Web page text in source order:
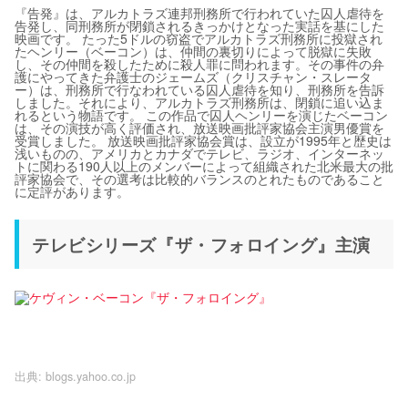
『告発』は、アルカトラズ連邦刑務所で行われていた囚人虐待を
告発し、同刑務所が閉鎖されるきっかけとなった実話を基にした
映画です。 たった5ドルの窃盗でアルカトラズ刑務所に投獄され
たヘンリー（ベーコン）は、仲間の裏切りによって脱獄に失敗
し、その仲間を殺したために殺人罪に問われます。その事件の弁
護にやってきた弁護士のジェームズ（クリスチャン・スレータ
ー）は、刑務所で行なわれている囚人虐待を知り、刑務所を告訴
しました。それにより、アルカトラズ刑務所は、閉鎖に追い込ま
れるという物語です。 この作品で囚人ヘンリーを演じたベーコン
は、その演技が高く評価され、放送映画批評家協会主演男優賞を
受賞しました。 放送映画批評家協会賞は、設立が1995年と歴史は
浅いものの、アメリカとカナダでテレビ、ラジオ、インターネッ
トに関わる190人以上のメンバーによって組織された北米最大の批
評家協会で、その選考は比較的バランスのとれたものであること
に定評があります。
テレビシリーズ『ザ・フォロイング』主演
出典: blogs.yahoo.co.jp